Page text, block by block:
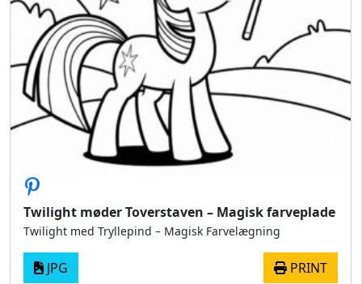
Twilight møder Toverstaven – Magisk farveplade
Twilight med Tryllepind – Magisk Farvelægning
JPG PRINT